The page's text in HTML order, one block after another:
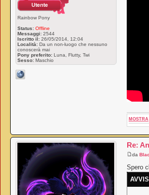
MOSTRA
Rainbow Pony
Status: Offline
Messaggi: 2544
Iscritto il: 26/05/2014, 12:04
Località: Da un non-luogo che nessuno
conoscerà mai
Pony preferito: Luna, Flutty, Twi
Sesso: Maschio
Re:
da
Spero